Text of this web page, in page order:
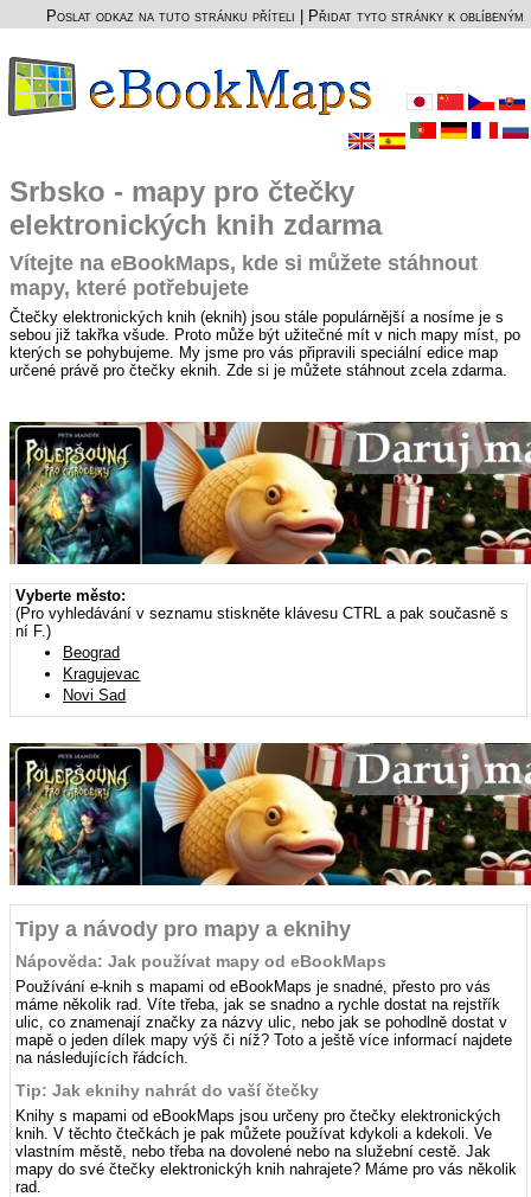
Poslat odkaz na tuto stránku příteli Přidat tyto stránky k oblíbeným
Srbsko - mapy pro čtečky
elektronických knih zdarma
Vítejte na eBookMaps, kde si můžete stáhnout
mapy, které potřebujete
Čtečky elektronických knih (eknih) jsou stále populárnější a nosíme je s
sebou již takřka všude. Proto může být užitečné mít v nich mapy míst, po
kterých se pohybujeme. My jsme pro vás připravili speciální edice map
určené právě pro čtečky eknih. Zde si je můžete stáhnout zcela zdarma.
Vyberte město:
(Pro vyhledávání v seznamu stiskněte klávesu CTRL a pak současně s
ní F.)
Beograd
Kragujevac
Novi Sad
Tipy a návody pro mapy a eknihy
Nápověda: Jak používat mapy od eBookMaps
Používání e-knih s mapami od eBookMaps je snadné, přesto pro vás
máme několik rad. Víte třeba, jak se snadno a rychle dostat na rejstřík
ulic, co znamenají značky za názvy ulic, nebo jak se pohodlně dostat v
mapě o jeden dílek mapy výš či níž? Toto a ještě více informací najdete
na následujících řádcích.
Tip: Jak eknihy nahrát do vaší čtečky
Knihy s mapami od eBookMaps jsou určeny pro čtečky elektronických
knih. V těchto čtečkách je pak můžete používat kdykoli a kdekoli. Ve
vlastním městě, nebo třeba na dovolené nebo na služební cestě. Jak
mapy do své čtečky elektronickýh knih nahrajete? Máme pro vás několik
rad.